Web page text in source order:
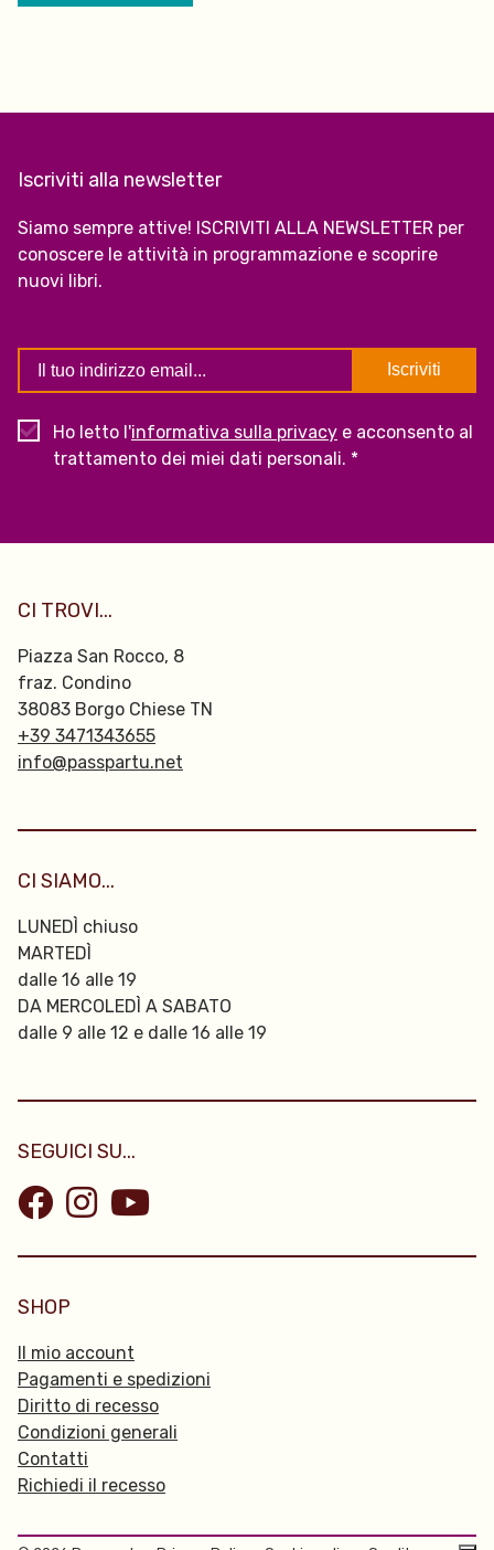
Iscriviti alla newsletter
Siamo sempre attive! ISCRIVITI ALLA NEWSLETTER per
conoscere le attività in programmazione e scoprire
nuovi libri.
Ho letto l'informativa sulla privacy e acconsento al
trattamento dei miei dati personali. *
CI TROVI...
Piazza San Rocco, 8
fraz. Condino
38083 Borgo Chiese TN
+39 3471343655
info@passpartu.net
CI SIAMO...
LUNEDÌ chiuso
MARTEDÌ
dalle 16 alle 19
DA MERCOLEDÌ A SABATO
dalle 9 alle 12 e dalle 16 alle 19
SEGUICI SU...
SHOP
Il mio account
Pagamenti e spedizioni
Diritto di recesso
Condizioni generali
Contatti
Richiedi il recesso